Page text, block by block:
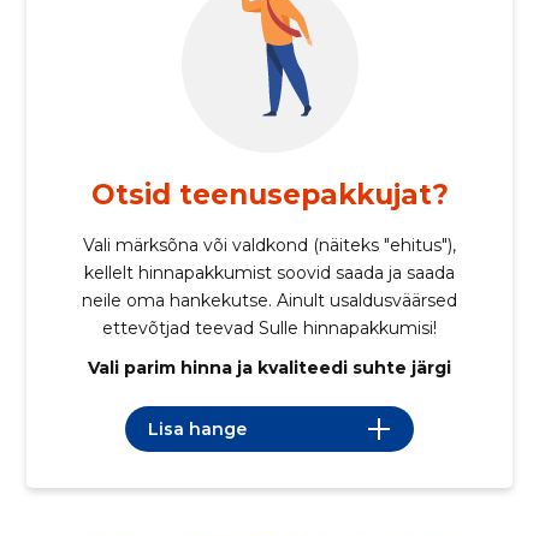
Otsid teenuse­pakkujat?
Vali märksõna või valdkond (näiteks "ehitus"),
kellelt hinnapakkumist soovid saada ja saada
neile oma hankekutse. Ainult usaldusväärsed
ettevõtjad teevad Sulle hinnapakkumisi!
Vali parim hinna ja kvaliteedi suhte järgi
Lisa hange